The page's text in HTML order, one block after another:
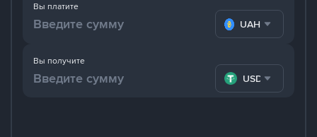
Вы платите
UAH
Вы получите
USDT